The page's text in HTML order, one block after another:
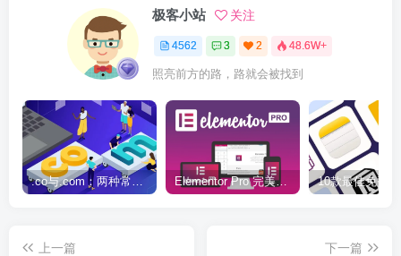
极客小站 关注
4562 3 2 48.6W+
照亮前方的路，路就会被找到
Elementor Pro 完美汉化中文版（含全套模板）|可视化编辑页面自定义设计WordPress插件
上一篇
下一篇